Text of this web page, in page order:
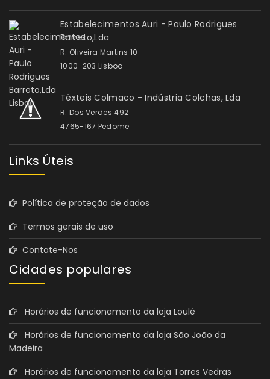
Estabelecimentos Auri - Paulo Rodrigues
Barreto,Lda
R. Oliveira Martins 10
1000-203 Lisboa
Têxteis Colmaco - Indústria Colchas, Lda
R. Dos Verdes 492
4765-167 Pedome
Links Úteis
Política de proteção de dados
Termos gerais de uso
Contate-Nos
Cidades populares
Horários de funcionamento da loja Loulé
Horários de funcionamento da loja São João da
Madeira
Horários de funcionamento da loja Torres Vedras